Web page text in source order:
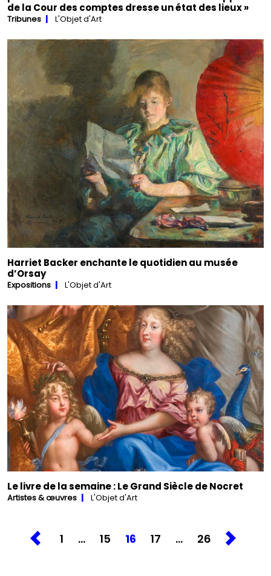
de la Cour des comptes dresse un état des lieux »
Tribunes L'Objet d'Art
Harriet Backer enchante le quotidien au musée
d’Orsay
Expositions L'Objet d'Art
Le livre de la semaine : Le Grand Siècle de Nocret
Artistes & œuvres L'Objet d'Art
1 … 15 16 17 … 26